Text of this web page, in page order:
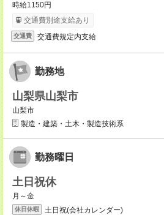
時給1150円
交通費別途支給あり
交通費 交通費規定内支給
勤務地
山梨県山梨市
山梨市
製造・建築・土木・製造技術系
勤務曜日
土日祝休
月～金
休日休暇 土日祝(会社カレンダー)